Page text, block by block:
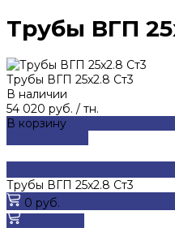
Трубы ВГП
Трубы ВГП 25x2.8 Ст3
В наличии
54 020 руб. / тн.
В корзину
Трубы ВГП 25x2.8 Ст3
0 руб.